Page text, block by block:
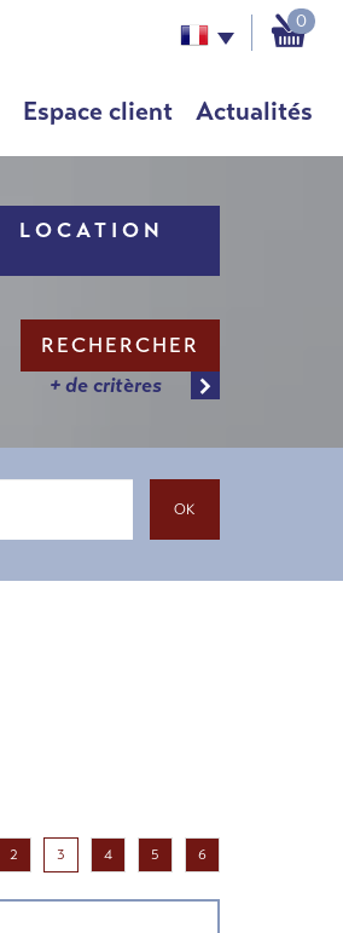
0
Espace client Actualités
LOCATION
RECHERCHER
+ de critères
OK
2 3 4 5 6